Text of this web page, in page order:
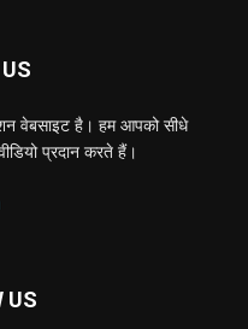
वेबसाइट है। हम आपको सीधे
प्रदान करते हैं।
US